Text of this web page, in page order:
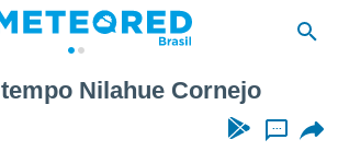
Nilahue Cornejo
...